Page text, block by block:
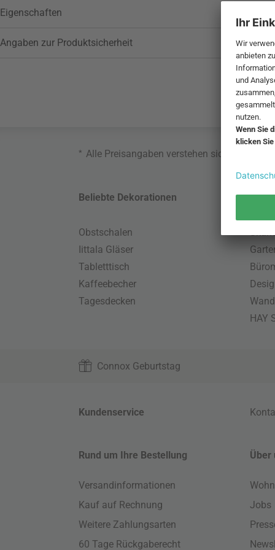
Eigenschaften
Angaben zur Produktsicherheit
* Alle Preisangaben verstehen sich inklusive
Beliebte Dekorationen
Obstschalen
Iittala Gläser
Tabletttisch
Kaffeebecher
Tagesdecken
HAY
Connox Geburtstag
Kundenservice
Rund um Ihre Bestellung
Versandinformationen
Kauf auf Rechnung
Weitere Zahlungsarten
60 Tage Rückgaberecht
Über
Jobs